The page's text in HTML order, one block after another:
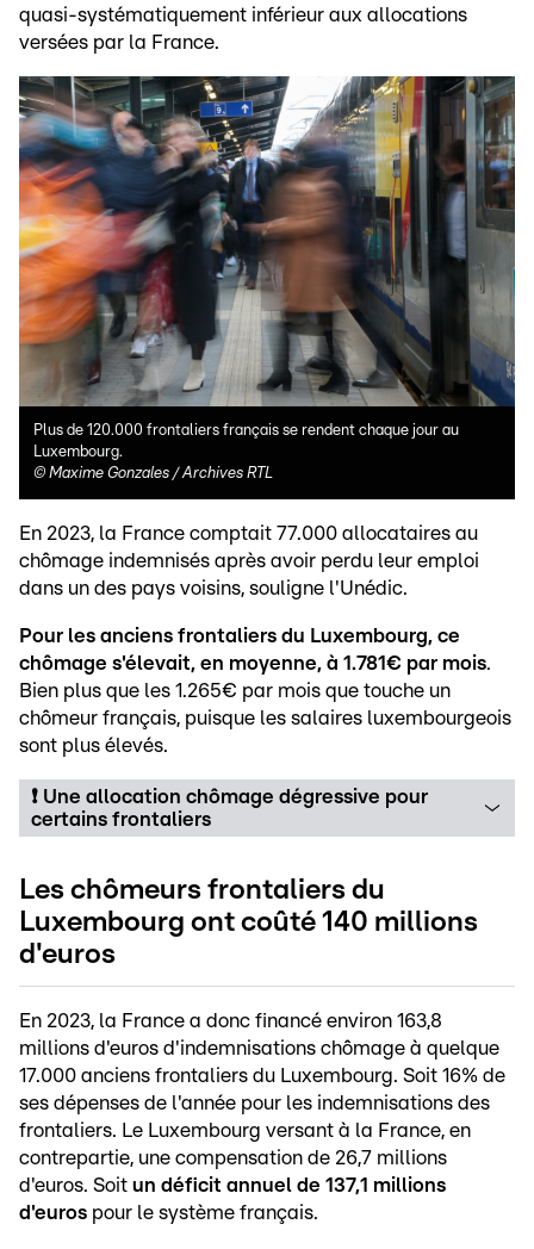
quasi-systématiquement inférieur aux allocations
versées par la France.
Plus de 120.000 frontaliers français se rendent chaque jour au
Luxembourg.
© Maxime Gonzales / Archives RTL
En 2023, la France comptait 77.000 allocataires au
chômage indemnisés après avoir perdu leur emploi
dans un des pays voisins, souligne l'Unédic.
Pour les anciens frontaliers du Luxembourg, ce
chômage s'élevait, en moyenne, à 1.781€ par mois.
Bien plus que les 1.265€ par mois que touche un
chômeur français, puisque les salaires luxembourgeois
sont plus élevés.
❗ Une allocation chômage dégressive pour
certains frontaliers
Les chômeurs frontaliers du
Luxembourg ont coûté 140 millions
d'euros
En 2023, la France a donc financé environ 163,8
millions d'euros d'indemnisations chômage à quelque
17.000 anciens frontaliers du Luxembourg. Soit 16% de
ses dépenses de l'année pour les indemnisations des
frontaliers. Le Luxembourg versant à la France, en
contrepartie, une compensation de 26,7 millions
d'euros. Soit un déficit annuel de 137,1 millions
d'euros pour le système français.